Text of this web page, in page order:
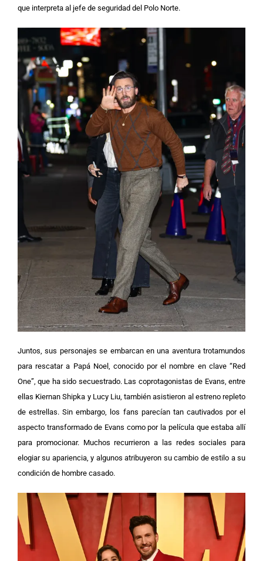
que interpreta al jefe de seguridad del Polo Norte.
Juntos, sus personajes se embarcan en una aventura trotamundos
para rescatar a Papá Noel, conocido por el nombre en clave “Red
One”, que ha sido secuestrado. Las coprotagonistas de Evans, entre
ellas Kiernan Shipka y Lucy Liu, también asistieron al estreno repleto
de estrellas.Sin embargo, los fans parecían tan cautivados por el
aspecto transformado de Evans como por la película que estaba allí
para promocionar. Muchos recurrieron a las redes sociales para
elogiar su apariencia, y algunos atribuyeron su cambio de estilo a su
condición de hombre casado.